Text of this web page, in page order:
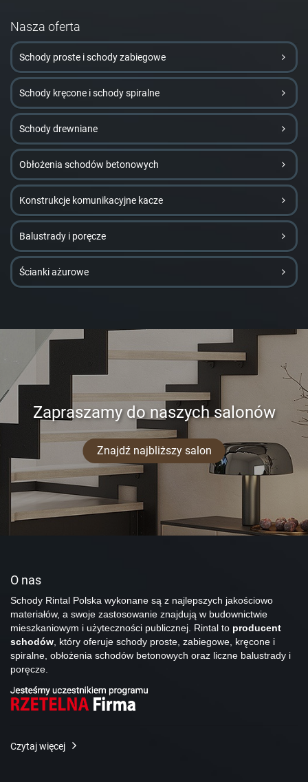
Nasza oferta
Schody proste i schody zabiegowe
Schody kręcone i schody spiralne
Schody drewniane
Obłożenia schodów betonowych
Konstrukcje komunikacyjne kacze
Balustrady i poręcze
Ścianki ażurowe
Zapraszamy do naszych salonów
Znajdź najbliższy salon
O nas
Schody Rintal Polska wykonane są z najlepszych jakościowo
materiałów, a swoje zastosowanie znajdują w budownictwie
mieszkaniowym i użyteczności publicznej. Rintal to producent
schodów, który oferuje schody proste, zabiegowe, kręcone i
spiralne, obłożenia schodów betonowych oraz liczne balustrady i
poręcze.
Czytaj więcej